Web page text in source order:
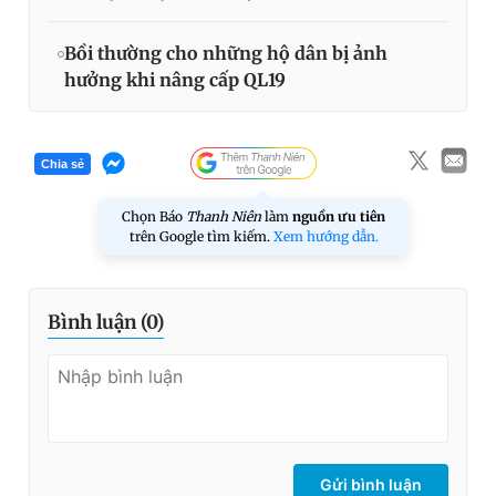
Bồi thường cho những hộ dân bị ảnh
hưởng khi nâng cấp QL19
Chia sẻ
Chọn Báo Thanh Niên làm nguồn ưu tiên
trên Google tìm kiếm. Xem hướng dẫn.
Bình luận (0)
Gửi bình luận